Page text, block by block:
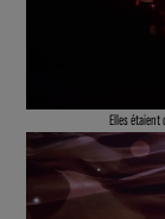
Elles étaient